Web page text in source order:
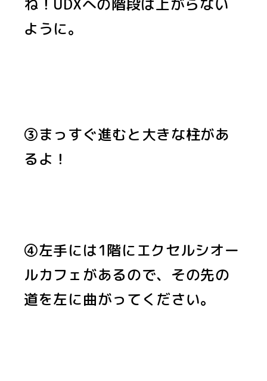
ね！UDXへの階段は上がらない
ように。
③まっすぐ進むと大きな柱があ
るよ！
④左手には1階にエクセルシオー
ルカフェがあるので、その先の
道を左に曲がってください。